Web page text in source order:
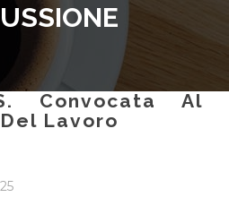
Convocata Al
Lavoro